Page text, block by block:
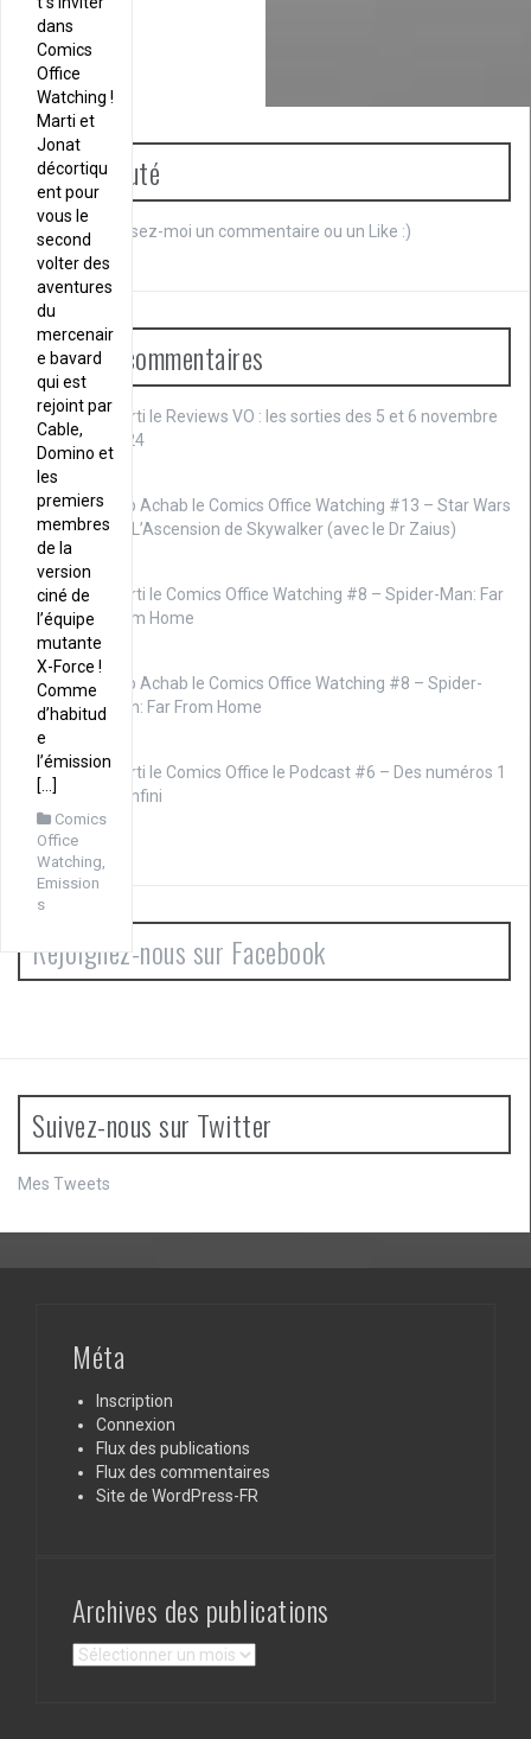
dans
Comics
Office
Watching !
Marti et
Jonat
décortiqu
ent pour
vous le
second
volter des
aventures
du
mercenair
e bavard
qui est
rejoint par
Cable,
Domino et
les
premiers
membres
de la
version
ciné de
l’équipe
mutante
X-Force !
Comme
d’habitud
e
l’émission
[…]
Comics
Office
Watching,
Emission
s
Communauté
Je débute. Laissez-moi un commentaire ou un Like :)
Derniers commentaires
Marti le Reviews VO : les sorties des 5 et 6 novembre
2024
Cap Achab le Comics Office Watching #13 – Star Wars
IX : L’Ascension de Skywalker (avec le Dr Zaius)
Marti le Comics Office Watching #8 – Spider-Man: Far
From Home
Cap Achab le Comics Office Watching #8 – Spider-
Man: Far From Home
Marti le Comics Office le Podcast #6 – Des numéros 1
à l’infini
Rejoignez-nous sur Facebook
Suivez-nous sur Twitter
Mes Tweets
Méta
Inscription
Connexion
Flux des publications
Flux des commentaires
Site de WordPress-FR
Archives des publications
Archives